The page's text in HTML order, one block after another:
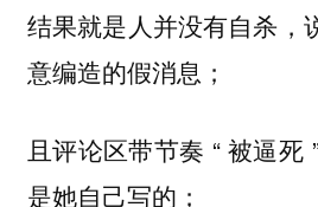
结果就是人并没有自杀，
意编造的假消息；
且评论区带节奏 “ 被逼死
是她自己写的；